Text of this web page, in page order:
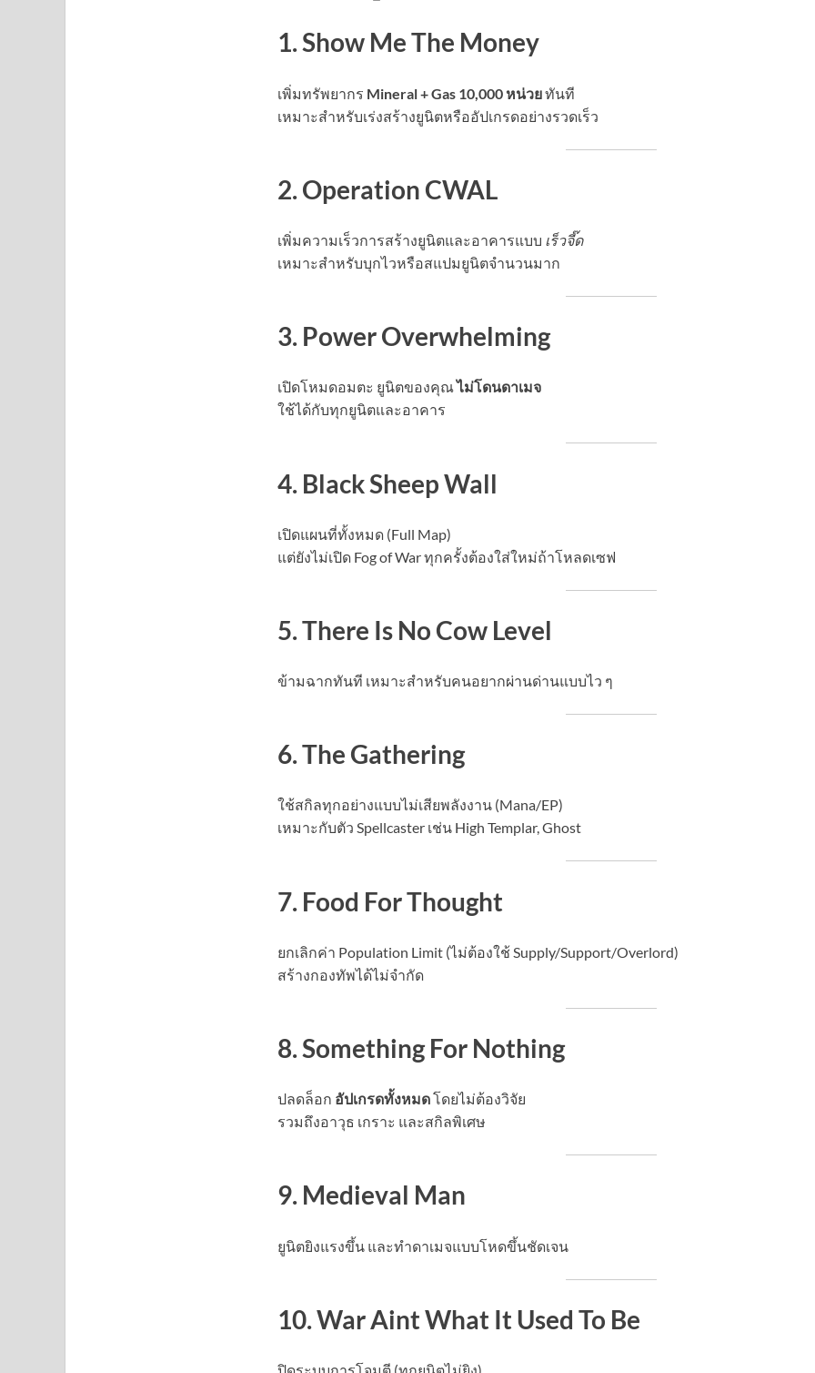
1. Show Me The Money
เพิ่มทรัพยากร Mineral + Gas 10,000 หน่วยทันที
เหมาะสำหรับเร่งสร้างยูนิตหรืออัปเกรดอย่างรวดเร็ว
2. Operation CWAL
เพิ่มความเร็วการสร้างยูนิตและอาคารแบบ เร็วจี๊ด
เหมาะสำหรับบุกไวหรือสแปมยูนิตจำนวนมาก
3. Power Overwhelming
เปิดโหมดอมตะ ยูนิตของคุณไม่โดนดาเมจ
ใช้ได้กับทุกยูนิตและอาคาร
4. Black Sheep Wall
เปิดแผนที่ทั้งหมด (Full Map)
แต่ยังไม่เปิด Fog of War ทุกครั้งต้องใส่ใหม่ถ้าโหลดเซฟ
5. There Is No Cow Level
ข้ามฉากทันที เหมาะสำหรับคนอยากผ่านด่านแบบไว ๆ
6. The Gathering
ใช้สกิลทุกอย่างแบบไม่เสียพลังงาน (Mana/EP)
เหมาะกับตัว Spellcaster เช่น High Templar, Ghost
7. Food For Thought
ยกเลิกค่า Population Limit (ไม่ต้องใช้ Supply/Support/Overlord)
สร้างกองทัพได้ไม่จำกัด
8. Something For Nothing
ปลดล็อก อัปเกรดทั้งหมดโดยไม่ต้องวิจัย
รวมถึงอาวุธ เกราะ และสกิลพิเศษ
9. Medieval Man
ยูนิตยิงแรงขึ้น และทำดาเมจแบบโหดขึ้นชัดเจน
10. War Aint What It Used To Be